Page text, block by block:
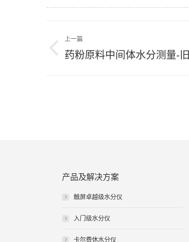
章
上一篇
上
药粉原料中间体水分测量-旧
产品及解决方案
触屏卓越级水分仪
入门级水分仪
卡尔费休水分仪